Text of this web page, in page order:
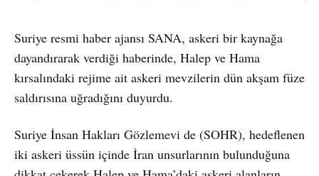
Suriye resmi haber ajansı SANA, askeri bir kaynağa
dayandırarak verdiği haberinde, Halep ve Hama
kırsalındaki rejime ait askeri mevzilerin dün akşam füze
saldırısına uğradığını duyurdu.
Suriye İnsan Hakları Gözlemevi de (SOHR), hedeflenen
iki askeri üssün içinde İran unsurlarının bulunduğuna